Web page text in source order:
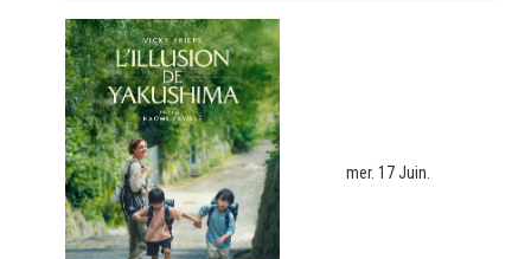
mer. 17 Juin.